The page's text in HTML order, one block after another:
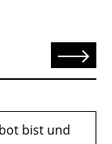
Senden
bist und